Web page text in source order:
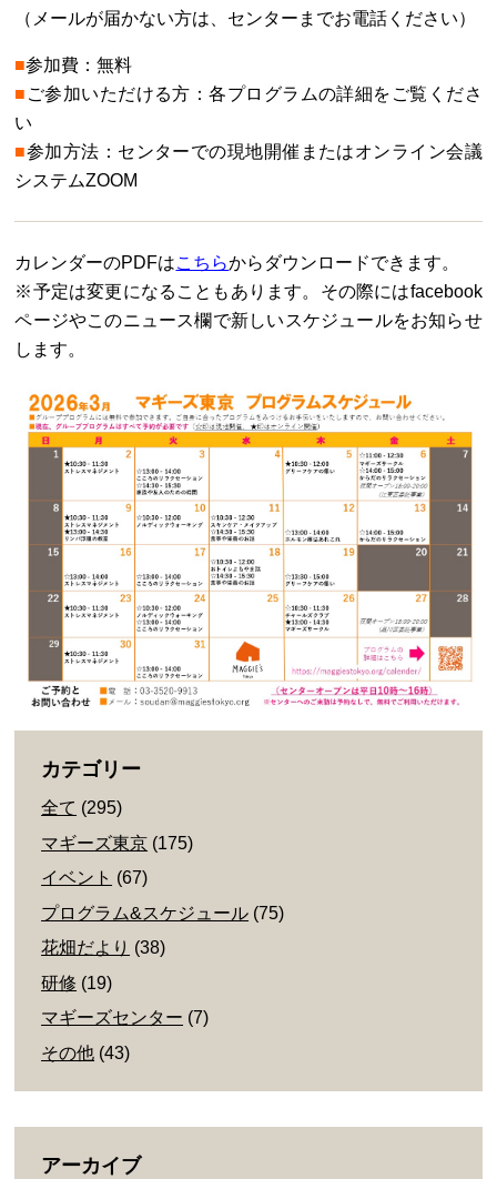
（メールが届かない方は、センターまでお電話ください）
■参加費：無料
■ ご参加いただける方：各プログラムの詳細をご覧くださ
い
■参加方法：センターでの現地開催またはオンライン会議
システムZOOM
カレンダーのPDFはこちらからダウンロードできます。
※予定は変更になることもあります。その際にはfacebook
ページやこのニュース欄で新しいスケジュールをお知らせ
します。
カテゴリー
全て (295)
マギーズ東京 (175)
イベント (67)
プログラム&スケジュール (75)
花畑だより (38)
研修 (19)
マギーズセンター (7)
その他 (43)
アーカイブ